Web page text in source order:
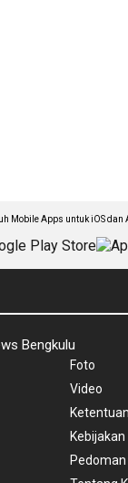
Mobile Apps untuk iOS dan
Bengkulu
Foto
Video